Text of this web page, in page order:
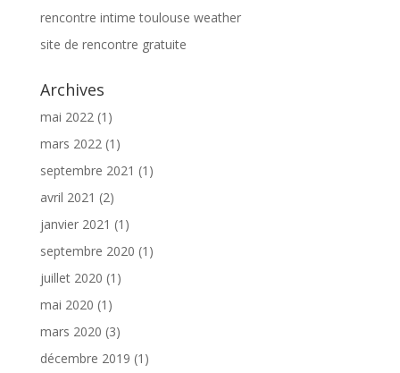
rencontre intime toulouse weather
site de rencontre gratuite
Archives
mai 2022(1)
mars 2022(1)
septembre 2021 (1)
avril 2021 (2)
janvier 2021 (1)
septembre 2020 (1)
juillet 2020 (1)
mai 2020 (1)
mars 2020 (3)
décembre 2019 (1)